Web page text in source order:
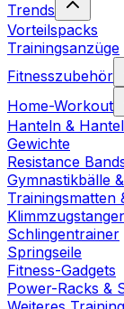
Trends
Vorteilspacks
Trainingsanzüge
Fitnesszubehör
Home-Workout
Hanteln &
Gewichte
Resistance
Gymnastikbälle
Trainingsmatten
Schlingentrainer
Springseile
Fitness-Gadgets
Power-Racks &